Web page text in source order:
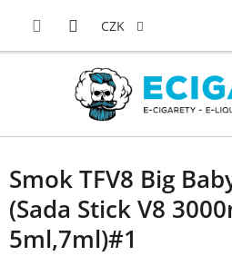
CZK
Smok TFV8 Big
(Sada Stick V8
5ml,7ml)#1